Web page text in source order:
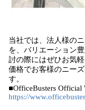
当社では、法⼈様の
を、バリエーション
討の際にはぜひお気
価格でお客様のニー
す。
■OfficeBusters Official
https://